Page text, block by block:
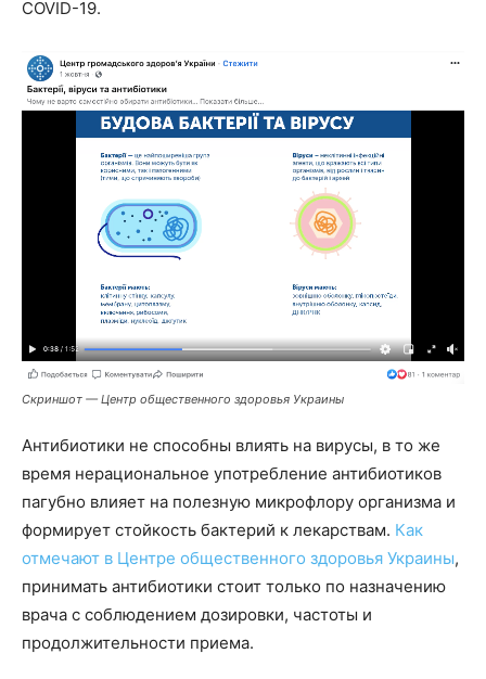
COVID-19.
Скриншот — Центр общественного здоровья Украины
Антибиотики не способны влиять на вирусы, в то же
время нерациональное употребление антибиотиков
пагубно влияет на полезную микрофлору организма и
формирует стойкость бактерий к лекарствам. Как
отмечают в Центре общественного здоровья Украины,
принимать антибиотики стоит только по назначению
врача с соблюдением дозировки, частоты и
продолжительности приема.